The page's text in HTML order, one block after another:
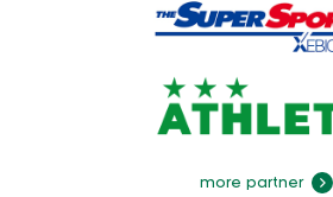
more partner